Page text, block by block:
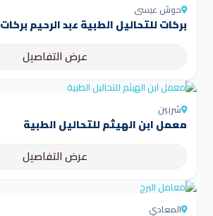
حوش عيسى
بركات للتحاليل الطبية عبد الرحيم بركات
عرض التفاصيل
شربين
عرض التفاصيل
المعادي